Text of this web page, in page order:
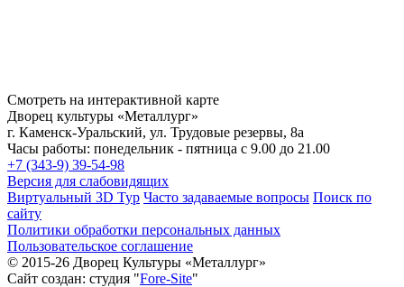
Смотреть на интерактивной карте
Дворец культуры «Металлург»
г. Каменск-Уральский, ул. Трудовые резервы, 8а
Часы работы: понедельник - пятница с 9.00 до 21.00
+7 (343-9) 39-54-98
Версия для слабовидящих
Виртуальный 3D Тур Часто задаваемые вопросы Поиск по
сайту
Политики обработки персональных данных
Пользовательское соглашение
© 2015-26 Дворец Культуры «Металлург»
Сайт создан: студия "Fore-Site"